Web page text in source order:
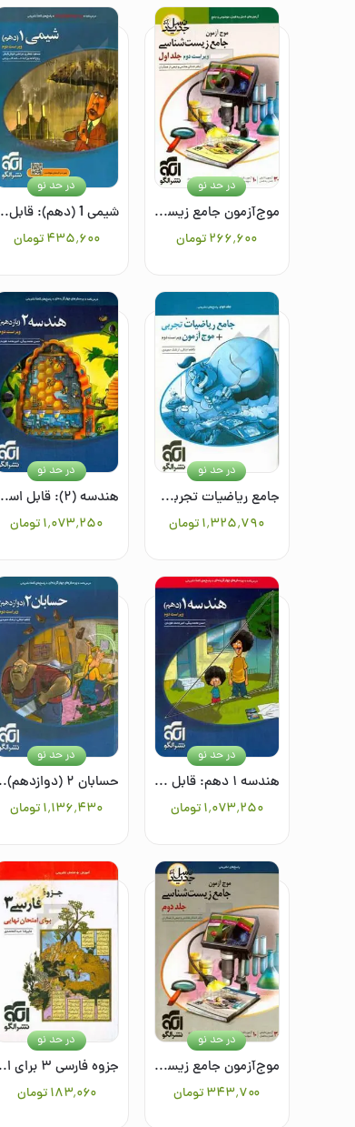
موج‌آزمون جامع زیست‌شناسی (جلد اول)
۲۶۶٬۶۰۰تومان
در حد نو
شیمی 1 (دهم): قابل استفاده برای
۴۳۵٬۶۰۰ تومان
در حد نو
جامع ریاضیات تجربی + موج آزمون: قابل استفاده برای دانش‌آموزان نظام جدید آموزشی و داوطلبان آزمون سراسری دانشگاه‌ها
۱٬۳۲۵٬۷۹۰تومان
در حد نو
هندسه (۲): قابل استفاده برای دانش‌آموزان
۱٬۰۷۳٬۲۵۰تومان
در حد نو
هندسه ۱ دهم: قابل استفاده برای دانش‌آموزان پایه دهم دوره دوم متوسطه و داوطلبان آزمون سراسری دانشگاه‌ها
۱٬۰۷۳٬۲۵۰ تومان
در حد نو
حسابان ۲ (دوازدهم): قابل
۱٬۱۳۶٬۴۳۰تومان
در حد نو
موج‌آزمون جامع زیست‌شناسی/جلد دوم
۳۴۳٬۷۰۰تومان
در حد نو
جزوه
۱۸۳٬۰۶۰ تومان
در حد نو